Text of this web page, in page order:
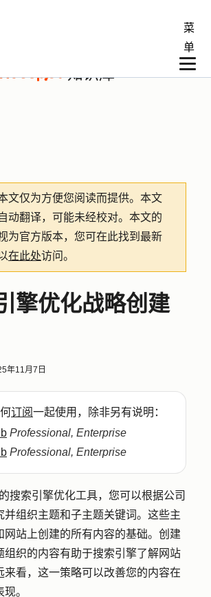
菜
单
知识库
文仅为方便您阅读而提供。 本文
动翻译，可能未经校对。本文的
为官方版本，您可在此找到最新
在此处访问。
擎优化战略创建
年11月7日
订阅一起使用，除非另有说明：
Professional, Enterprise
Professional, Enterprise
搜索引擎优化工具，您可以根据公司
并组织主题和子主题关键词。这些主
网站上创建的所有内容的基础。创建
组织的内容有助于搜索引擎了解网站
来看，这一策略可以改善您的内容在
。